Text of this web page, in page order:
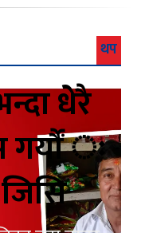
थप
धेरै
गर्यौं ः